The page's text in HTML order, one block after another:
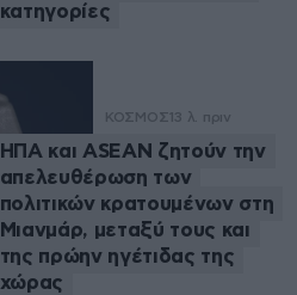
κατηγορίες
ΚΟΣΜΟΣ 13 λ. πριν
ΗΠΑ και ASEAN ζητούν την
απελευθέρωση των
πολιτικών κρατουμένων στη
Μιανμάρ, μεταξύ τους και
της πρώην ηγέτιδας της
χώρας